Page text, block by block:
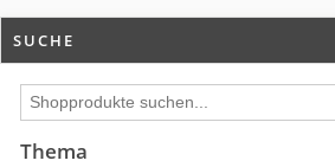
SUCHE
Thema